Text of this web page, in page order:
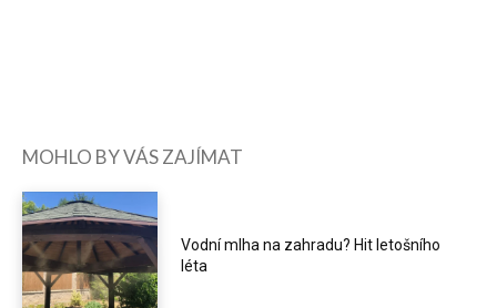
MOHLO BY VÁS ZAJÍMAT
Vodní mlha na zahradu? Hit letošního
léta